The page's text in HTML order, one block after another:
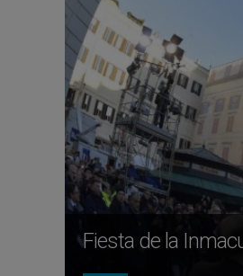
Fiesta de la